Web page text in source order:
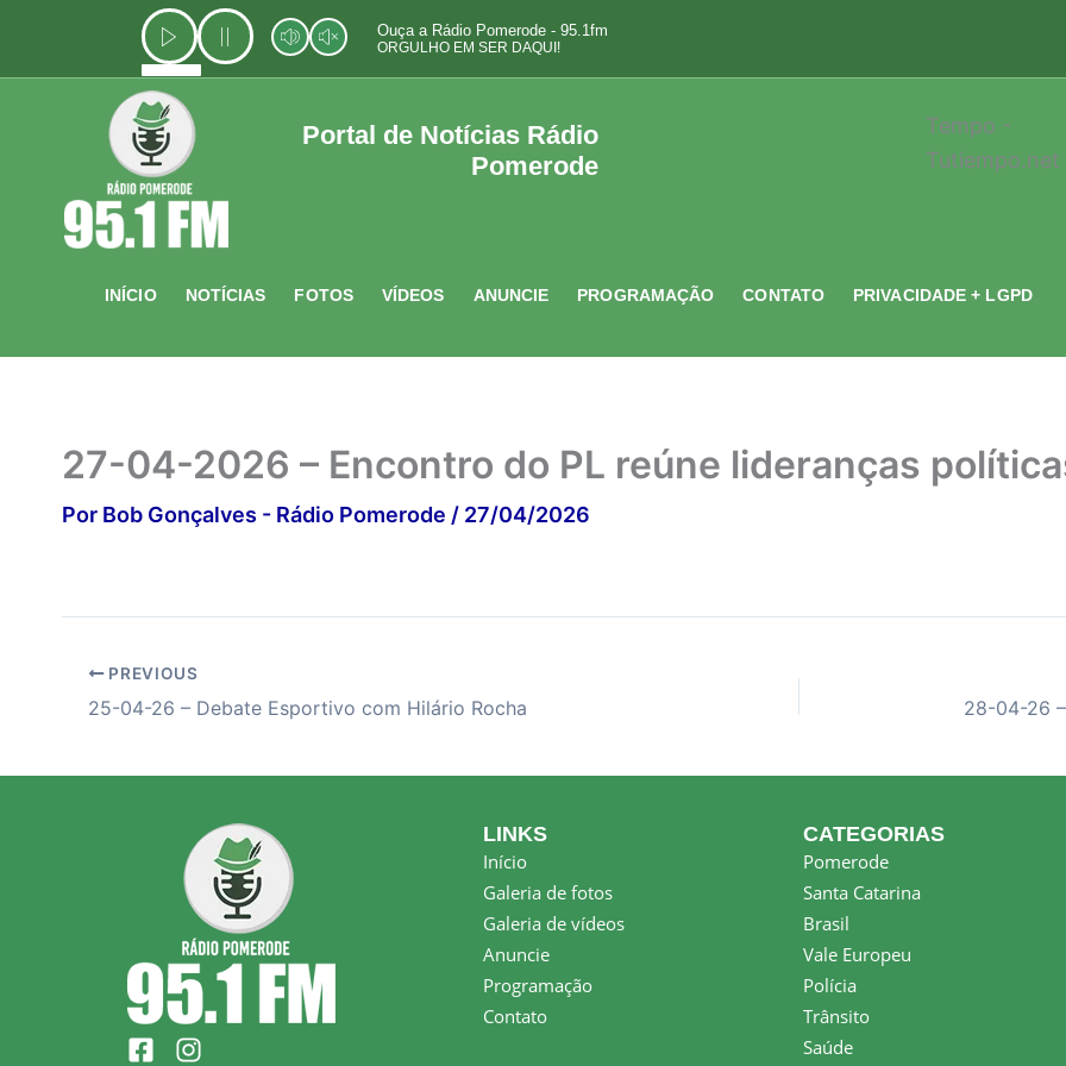
o
Ouça a Rádio Pomerode - 95.1fm
ORGULHO EM SER DAQUI!
Portal de Notícias Rádio
Pomerode
Tempo -
Tutiempo.net
INÍCIO NOTÍCIAS FOTOS VÍDEOS ANUNCIE PROGRAMAÇÃO CONTATO PRIVACIDADE + LGPD
27-04-2026 – Encontro do PL reúne lideranças
Por Bob Gonçalves - Rádio Pomerode / 27/04/2026
PREVIOUS
25-04-26 – Debate Esportivo com Hilário Rocha
F
I
LINKS
Início
Galeria de fotos
Galeria de vídeos
Anuncie
Programação
Contato
CATEGORIAS
Pomerode
Santa Catarina
Brasil
Vale Europeu
Polícia
Trânsito
Saúde